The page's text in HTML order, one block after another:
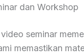
dan Workshop
seminar
memastikan